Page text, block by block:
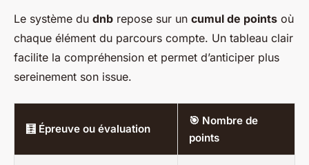
Le système du dnb repose sur un cumul de points où
chaque élément du parcours compte. Un tableau clair
facilite la compréhension et permet d’anticiper plus
sereinement son issue.
🧮 Épreuve ou évaluation
🎯 Nombre de
points